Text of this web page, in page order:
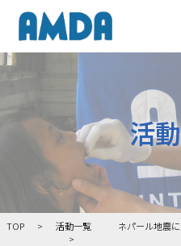
活
TOP 活動一覧 ネパール地震